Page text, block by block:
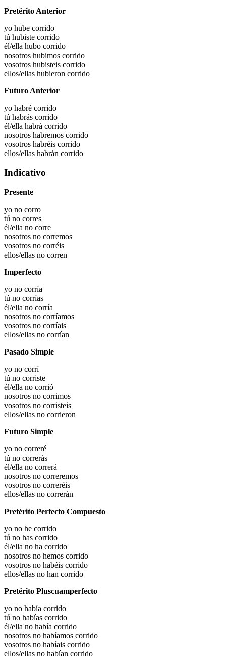
Pretérito Anterior
yo hube corrido
tú hubiste corrido
él/ella hubo corrido
nosotros hubimos corrido
vosotros hubisteis corrido
ellos/ellas hubieron corrido
Futuro Anterior
yo habré corrido
tú habrás corrido
él/ella habrá corrido
nosotros habremos corrido
vosotros habréis corrido
ellos/ellas habrán corrido
Indicativo
Presente
yo no corro
tú no corres
él/ella no corre
nosotros no corremos
vosotros no corréis
ellos/ellas no corren
Imperfecto
yo no corría
tú no corrías
él/ella no corría
nosotros no corríamos
vosotros no corríais
ellos/ellas no corrían
Pasado Simple
yo no corrí
tú no corriste
él/ella no corrió
nosotros no corrimos
vosotros no corristeis
ellos/ellas no corrieron
Futuro Simple
yo no correré
tú no correrás
él/ella no correrá
nosotros no correremos
vosotros no correréis
ellos/ellas no correrán
Pretérito Perfecto Compuesto
yo no he corrido
tú no has corrido
él/ella no ha corrido
nosotros no hemos corrido
vosotros no habéis corrido
ellos/ellas no han corrido
Pretérito Pluscuamperfecto
yo no había corrido
tú no habías corrido
él/ella no había corrido
nosotros no habíamos corrido
vosotros no habíais corrido
ellos/ellas no habían corrido